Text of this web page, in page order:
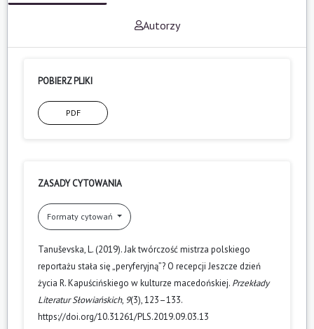
Autorzy
POBIERZ PLIKI
PDF
ZASADY CYTOWANIA
Formaty cytowań
Tanuševska, L. (2019). Jak twórczość mistrza polskiego
reportażu stała się „peryferyjną”? O recepcji Jeszcze dzień
życia R. Kapuścińskiego w kulturze macedońskiej. Przekłady
Literatur Słowiańskich, 9(3), 123–133.
https://doi.org/10.31261/PLS.2019.09.03.13